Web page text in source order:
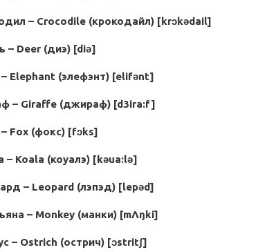
– Crocodile (крокодайл) [krɔkədail]
– Deer (диэ) [diə]
Elephant (элефэнт) [elifənt]
– Giraffe (джираф) [d3ira:f]
Fox (фокс) [fɔks]
– Koala (коуалэ) [kəua:lə]
– Leopard (лэпэд) [lepəd]
– Monkey (манки) [mΛŋki]
– Ostrich (острич) [ɔstritʃ]